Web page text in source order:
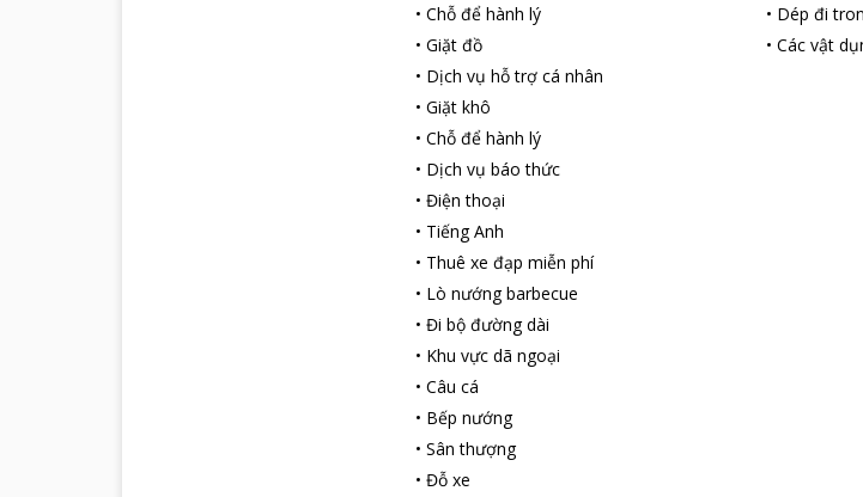
• Chỗ để hành lý
• Giặt đồ
• Dịch vụ hỗ trợ cá nhân
• Giặt khô
• Chỗ để hành lý
• Dịch vụ báo thức
• Điện thoại
• Tiếng Anh
• Thuê xe đạp miễn phí
• Lò nướng barbecue
• Đi bộ đường dài
• Khu vực dã ngoại
• Câu cá
• Bếp nướng
• Sân thượng
• Đỗ xe
• Dép đi
•Các vật